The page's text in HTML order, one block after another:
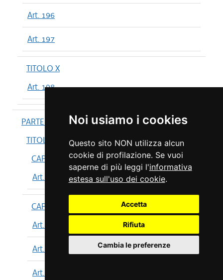
Noi usiamo i cookies
Questo sito NON utilizza alcun
cookie di profilazione. Se vuoi
saperne di più leggi l'informativa
estesa sull'uso dei cookie.
Accetta
Rifiuta
Cambia le preferenze
Art. 196
Art. 197
TITOLO X
Art. 198
PARTE IV
TITOLO I
CAPO I
Art. 199
CAPO II
Art. 200
Art. 201
Art. 202